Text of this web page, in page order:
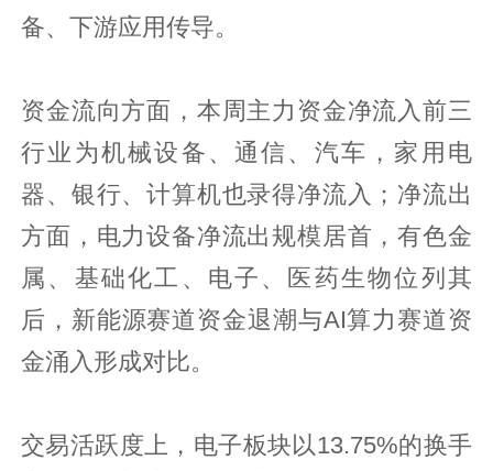
备、下游应用传导。
资金流向方面，本周主力资金净流入前三
行业为机械设备、通信、汽车，家用电
器、银行、计算机也录得净流入；净流出
方面，电力设备净流出规模居首，有色金
属、基础化工、电子、医药生物位列其
后，新能源赛道资金退潮与AI算力赛道资
金涌入形成对比。
交易活跃度上，电子板块以13.75%的换手